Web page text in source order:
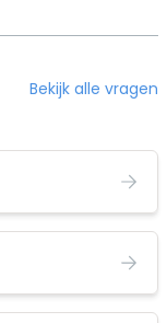
Bekijk alle vragen